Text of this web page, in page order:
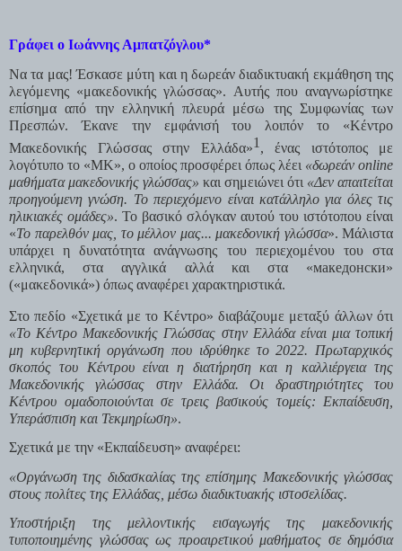
Γράφει ο Ιωάννης Αμπατζόγλου*
Να τα μας! Έσκασε μύτη και η δωρεάν διαδικτυακή εκμάθηση της
λεγόμενης «μακεδονικής γλώσσας». Αυτής που αναγνωρίστηκε
επίσημα από την ελληνική πλευρά μέσω της Συμφωνίας των
Πρεσπών. Έκανε την εμφάνισή του λοιπόν το «Κέντρο
Μακεδονικής Γλώσσας στην Ελλάδα»1 , ένας ιστότοπος με
λογότυπο το «ΜΚ», ο οποίος προσφέρει όπως λέει «δωρεάν online
μαθήματα μακεδονικής γλώσσας» και σημειώνει ότι «Δεν απαιτείται
προηγούμενη γνώση. Το περιεχόμενο είναι κατάλληλο για όλες τις
ηλικιακές ομάδες». Το βασικό σλόγκαν αυτού του ιστότοπου είναι
«Το παρελθόν μας, το μέλλον μας... μακεδονική γλώσσα». Μάλιστα
υπάρχει η δυνατότητα ανάγνωσης του περιεχομένου του στα
ελληνικά, στα αγγλικά αλλά και στα «македонски»
(«μακεδονικά») όπως αναφέρει χαρακτηριστικά.
«Το Κέντρο Μακεδονικής Γλώσσας στην Ελλάδα είναι μια τοπική
μη κυβερνητική οργάνωση που ιδρύθηκε το 2022. Πρωταρχικός
σκοπός του Κέντρου είναι η διατήρηση και η καλλιέργεια της
Μακεδονικής γλώσσας στην Ελλάδα. Οι δραστηριότητες του
Κέντρου ομαδοποιούνται σε τρεις βασικούς τομείς: Εκπαίδευση,
Yπεράσπιση και Τεκμηρίωση».
Σχετικά με την «Εκπαίδευση» αναφέρει:
«Οργάνωση της διδασκαλίας της επίσημης Μακεδονικής γλώσσας
στους πολίτες της Ελλάδας, μέσω διαδικτυακής ιστοσελίδας.
Υποστήριξη της μελλοντικής εισαγωγής της μακεδονικής
τυποποιημένης γλώσσας ως προαιρετικού μαθήματος σε δημόσια